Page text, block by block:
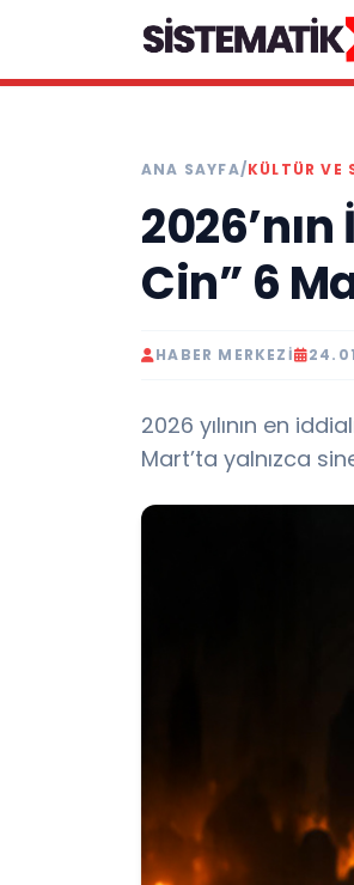
ANA SAYFA/KÜLTÜR VE
Cin” 6
HABER MERKEZI
2026 yılının en
Mart’ta yalnızca